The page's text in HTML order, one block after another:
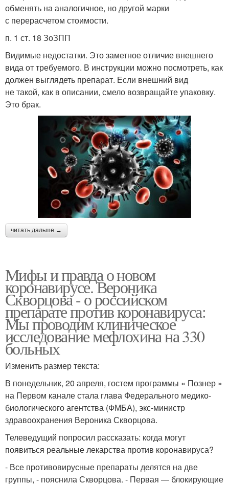
обменять на аналогичное, но другой марки
с перерасчетом стоимости.
п. 1 ст. 18 ЗоЗПП
Видимые недостатки. Это заметное отличие внешнего
вида от требуемого. В инструкции можно посмотреть, как
должен выглядеть препарат. Если внешний вид
не такой, как в описании, смело возвращайте упаковку.
Это брак.
читать дальше →
Мифы и правда о новом
коронавирусе. Вероника
Скворцова - о российском
препарате против коронавируса:
Мы проводим клиническое
исследование мефлохина на 330
больных
Изменить размер текста:
В понедельник, 20 апреля, гостем программы « Познер »
на Первом канале стала глава Федерального медико-
биологического агентства (ФМБА), экс-министр
здравоохранения Вероника Скворцова.
Телеведущий попросил рассказать: когда могут
появиться реальные лекарства против коронавируса?
- Все противовирусные препараты делятся на две
группы, - пояснила Скворцова. - Первая — блокирующие